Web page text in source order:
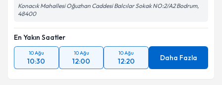
Konacık Mahallesi Oğuzhan Caddesi Balcılar Sokak NO:2/A2 Bodrum,
48400
En Yakın Saatler
10 Ağu
10:30
10 Ağu
12:00
10 Ağu
12:20 Daha Fazla